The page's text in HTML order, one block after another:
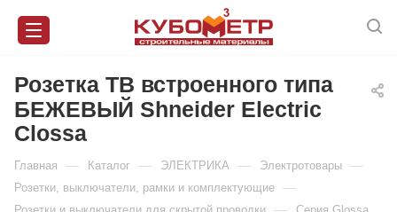
Розетка ТВ встроенного типа
БЕЖЕВЫЙ Shneider Electric
Clossa
Главная — Каталог — ЭЛЕКТРИКА — Электротовары —
Розетки, выключатели, рамки и комплектующие —